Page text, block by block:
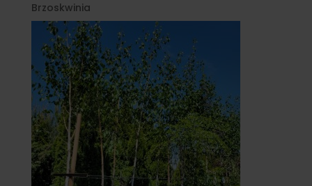
Brzoskwinia